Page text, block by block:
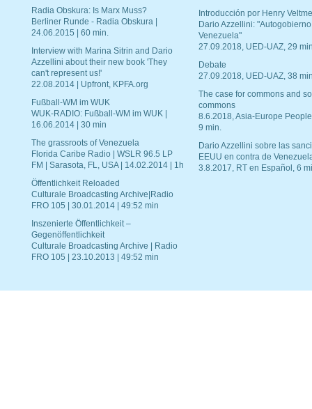
Radia Obskura: Is Marx Muss?
Berliner Runde - Radia Obskura |
24.06.2015 | 60 min.
Interview with Marina Sitrin and Dario
Azzellini about their new book 'They
can't represent us!'
22.08.2014 | Upfront, KPFA.org
Fußball-WM im WUK
WUK-RADIO: Fußball-WM im WUK |
16.06.2014 | 30 min
The grassroots of Venezuela
Florida Caribe Radio | WSLR 96.5 LP
FM | Sarasota, FL, USA | 14.02.2014 | 1h
Öffentlichkeit Reloaded
Culturale Broadcasting Archive|Radio
FRO 105 | 30.01.2014 | 49:52 min
Inszenierte Öffentlichkeit –
Gegenöffentlichkeit
Culturale Broadcasting Archive | Radio
FRO 105 | 23.10.2013 | 49:52 min
Introducción por Henry
Dario Azzellini:
Venezuela"
27.09.2018, UED-UAZ, 29
Debate
27.09.2018, UED-UAZ, 38
The case for commons and
commons
8.6.2018, Asia-Europe
9 min.
Dario Azzellini sobre las
EEUU en contra de
3.8.2017, RT en Español, 6